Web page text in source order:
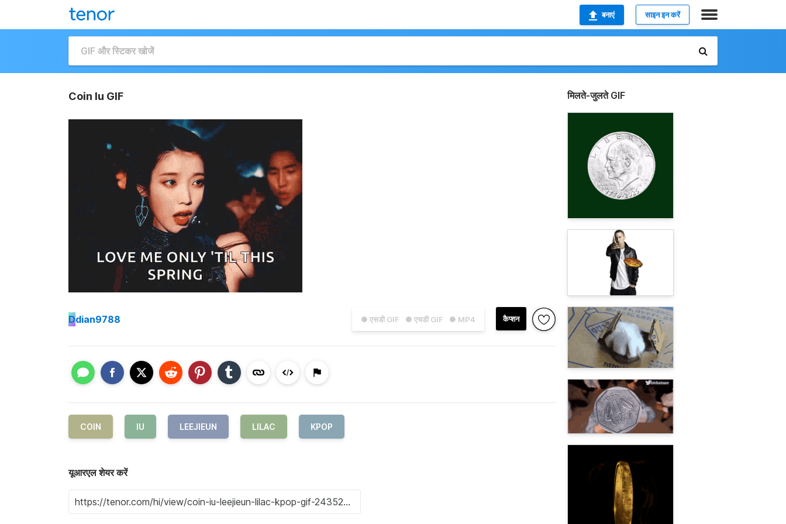
बनाएं साइन इन करें
Coin Iu GIF
● एसडी GIF ● एचडी GIF ● MP4 कैप्शन
Ddian9788
COIN IU LEEJIEUN LILAC KPOP
यूआरएल शेयर करें
मिलते-जुलते GIF